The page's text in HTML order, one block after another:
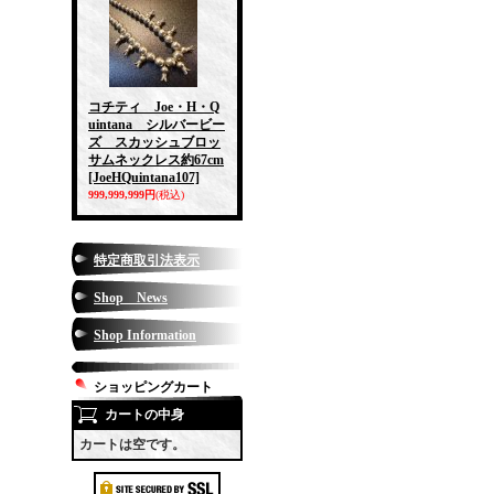
コチティ Joe・H・Q
uintana シルバービー
ズ スカッシュブロッ
サムネックレス約67cm
[JoeHQuintana107]
999,999,999円(税込)
特定商取引法表示
Shop News
Shop Information
ショッピングカート
カートの中身
カートは空です。